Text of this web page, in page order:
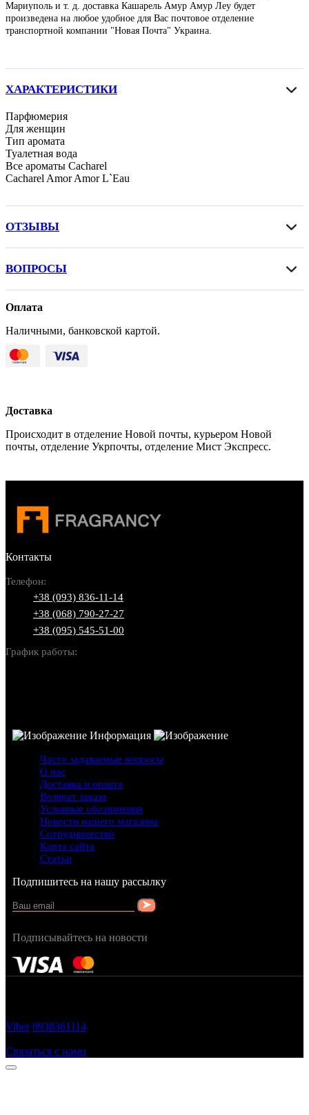
Мариуполь и т. д. доставка Кашарель Амур Амур Леу будет
произведена на любое удобное для Вас почтовое отделение
транспортной компании "Новая Почта" Украина.
ХАРАКТЕРИСТИКИ
Парфюмерия
Для женщин
Тип аромата
Туалетная вода
Все ароматы Cacharel
Cacharel Amor Amor L`Eau
ОТЗЫВЫ
ВОПРОСЫ
Оплата
Наличными, банковской картой.
Доставка
Происходит в отделение Новой почты, курьером Новой
почты, отделение Укрпочты, отделение Мист Экспресс.
Контакты
Телефон:
+38 (093) 836-11-14
+38 (068) 790-27-27
+38 (095) 545-51-00
График работы:
Информация
Часто задаваемые вопросы
О нас
Доставка и оплата
Возврат заказа
Условные обозначения
Новости нашего магазина
Сотрудничество
Карта сайта
Статьи
Подпишитесь на нашу рассылку
Подписывайтесь на новости
Viber 0938361114
Связаться с нами